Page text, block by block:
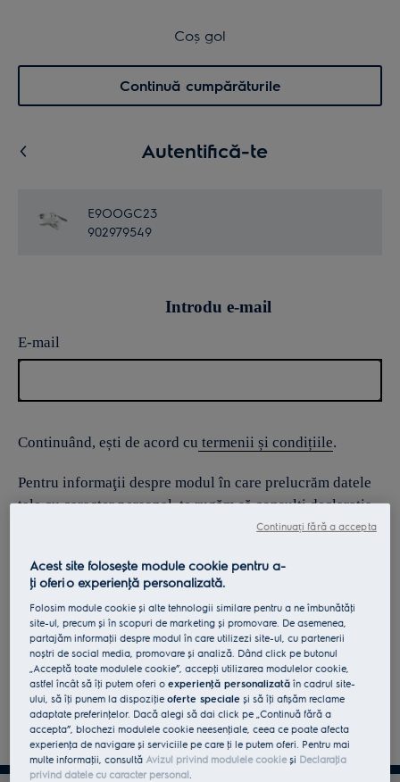
Menu 0
Coș de cumpărături
Coș gol
Continuă cumpărăturile
Autentifică-te
E9OOGC23
902979549
Introdu e-mail
E-mail
Continuând, ești de acord cu termenii și condițiile.
Pentru informaţii despre modul în care prelucrăm datele
tale cu caracter personal, te rugăm să consulţi declaraţia
Acest site folosește module cookie pentru a-
ţi oferi o experienţă personalizată.
Folosim module cookie și alte tehnologii similare pentru a ne îmbunătăţi
site-ul, precum și în scopuri de marketing și promovare. De asemenea,
partajăm informaţii despre modul în care utilizezi site-ul, cu partenerii
noștri de social media, promovare și analiză. Dând click pe butonul
„Acceptă toate modulele cookie”, accepţi utilizarea modulelor cookie,
astfel încât să îţi putem oferi oexperienţă personalizată în cadrul site-
ului, să îţi punem la dispoziţieoferte speciale și să îţi afișăm reclame
adaptate preferinţelor. Dacă alegi să dai click pe „Continuă fără a
accepta”, blochezi modulele cookie neesenţiale, ceea ce poate afecta
experienţa de navigare și serviciile pe care ţi le putem oferi. Pentru mai
multe informaţii, consultă Avizul privind modulele cookieși Declaraţia
privind datele cu caracter personal.
Continuați fără a accepta